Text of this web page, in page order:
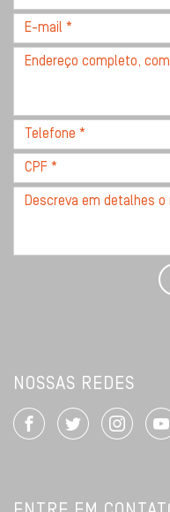
*
E-
mail
Endereço
CEP
Telefone
*
CPF
*
Descreva
com
NOSSAS REDES